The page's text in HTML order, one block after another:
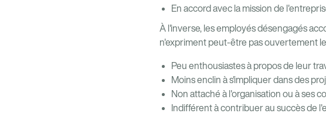
En accord avec la mission de
À l'inverse, les employés désengagés
n'expriment peut-être pas ouvertement
Peu enthousiastes à propos de leur
Moins enclin à s'impliquer dans des
Non attaché à l'organisation ou à ses
Indifférent à contribuer au succès de